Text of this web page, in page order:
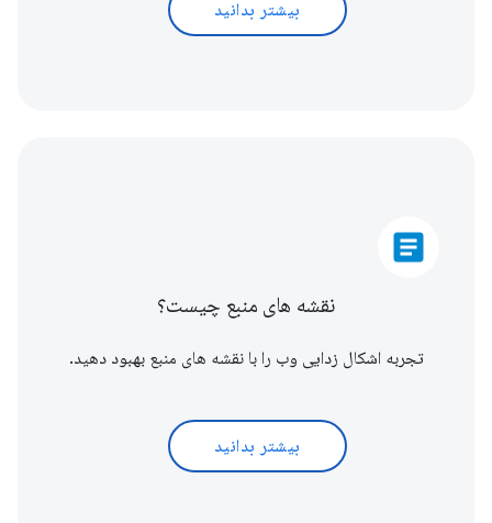
بیشتر بدانید
article
نقشه های منبع چیست؟
تجربه اشکال زدایی وب را با نقشه های منبع بهبود دهید.
بیشتر بدانید